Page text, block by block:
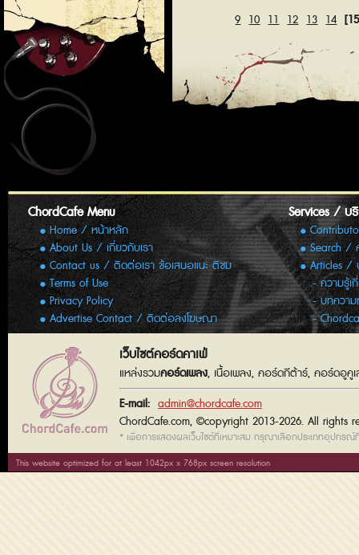
9 10 11 12 13 14
ChordCafe Menu
Home / หน้าหลัก
About Us / เกี่ยวกับเรา
Contact us / ติดต่อเรา ข้อเสนอแนะ ติชม
Terms of Use
Privacy Policy
Advertise Contact / ติดต่อลงโฆษณา
Services / บ
Search /
Articles /
ความรู้
บทความ
เว็บไซต์คอร์ดคาเฟ่
แหล่งรวมคอร์ดเพลง, เนื้อเพลง, คอร์ดกีต้าร์, คอร์ดอูคู
E-mail: admin@chordcafe.com
ChordCafe.com, ©copyright 2013-2026. All rights
* เพื่อการแสดงผลเว็บไซต์ที่เหมาะสม กรุณาเลือกประเภทอุปกรณ์
This website optimized for at least 1042px x 768px screen resolution